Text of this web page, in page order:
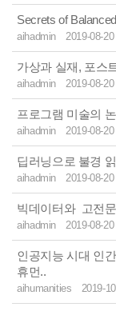
Secrets of
aihadmin 2019-08-20
가상과 실재, 포스
aihadmin 2019-08-20
프로그램 미술의
aihadmin 2019-08-20
딥러닝으로 불경
aihadmin 2019-08-20
빅데이터와 고전
aihadmin 2019-08-20
인공지능 시대 인
휴먼..
aihumanities 2019-